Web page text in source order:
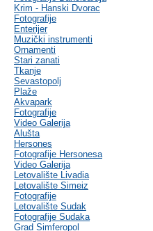
Krim - Hanski Dvorac
Fotografije
Enterijer
Muzički instrumenti
Ornamenti
Stari zanati
Tkanje
Sevastopolj
Plaže
Akvapark
Fotografije
Video Galerija
Alušta
Hersones
Fotografije Hersonesa
Video Galerija
Letovalište Livadia
Letovalište Simeiz
Fotografije
Letovalište Sudak
Fotografije Sudaka
Grad Simferopol